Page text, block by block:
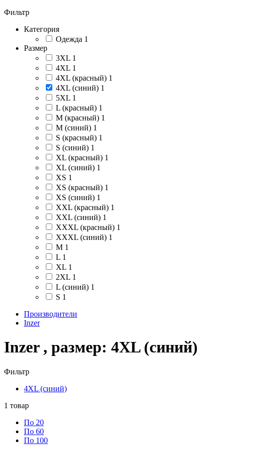
Фильтр
Категория
Одежда 1
Размер
3XL 1
4XL 1
4XL (красный) 1
4XL (синий) 1
5XL 1
L (красный) 1
M (красный) 1
M (синий) 1
S (красный) 1
S (синий) 1
XL (красный) 1
XL (синий) 1
XS 1
XS (красный) 1
XS (синий) 1
XXL (красный) 1
XXL (синий) 1
XXXL (красный) 1
XXXL (синий) 1
M 1
L 1
XL 1
2XL 1
L (синий) 1
S 1
Производители
Inzer
Inzer , размер: 4XL (синий)
Фильтр
4XL (синий)
1 товар
По 20
По 60
По 100